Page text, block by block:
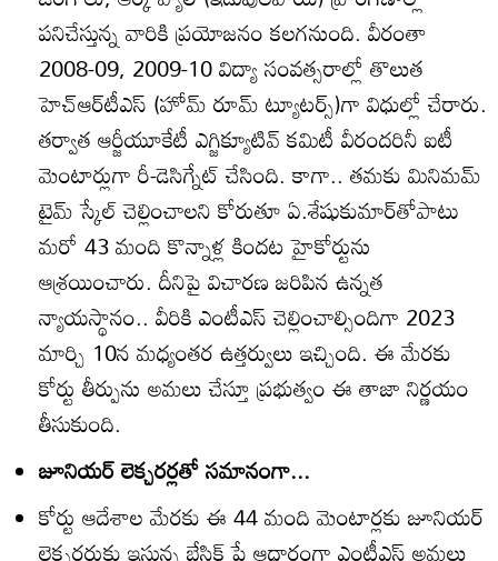
పనిచేస్తున్న వారికి ప్రయోజనం కలగనుంది. వీరంతా
2008-09, 2009-10 విద్యా సంవత్సరాల్లో తొలుత
హెచ్‌ఆర్‌టీఎస్‌ (హోమ్‌ రూమ్‌ ట్యూటర్స్‌)గా విధుల్లో చేరారు.
తర్వాత ఆర్జీయూకేటీ ఎగ్జిక్యూటివ్‌ కమిటీ వీరందరినీ ఐటీ
మెంటార్లుగా రీ-డెసిగ్నేట్‌ చేసింది. కాగా.. తమకు మినిమమ్‌
టైమ్‌ స్కేల్‌ చెల్లించాలని కోరుతూ ఏ.శేషుకుమార్‌తోపాటు
మరో 43 మంది కొన్నాళ్ల కిందట హైకోర్టును
ఆశ్రయించారు. దీనిపై విచారణ జరిపిన ఉన్నత
న్యాయస్థానం.. వీరికి ఎంటీఎస్‌ చెల్లించాల్సిందిగా 2023
మార్చి 10న మధ్యంతర ఉత్తర్వులు ఇచ్చింది. ఈ మేరకు
కోర్టు తీర్పును అమలు చేస్తూ ప్రభుత్వం ఈ తాజా నిర్ణయం
తీసుకుంది.
జూనియర్‌ లెక్చరర్లతో సమానంగా...
కోర్టు ఆదేశాల మేరకు ఈ 44 మంది మెంటార్లకు జూనియర్‌